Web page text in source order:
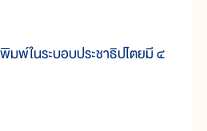
พ์ในระบอบประชาธิปไตยมี ๔